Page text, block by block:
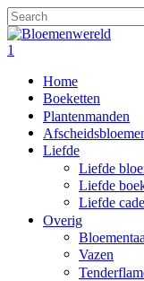
Skip
to
main
Close
Search
search
1
Home
Boeketten
Plantenmanden
Liefde
Liefde
Liefde
Liefde
Overig
Vazen